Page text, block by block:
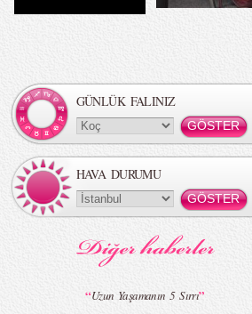
GÜNLÜK FALINIZ
HAVA DURUMU
“Uzun Yaşamanın 5 Sırrı”